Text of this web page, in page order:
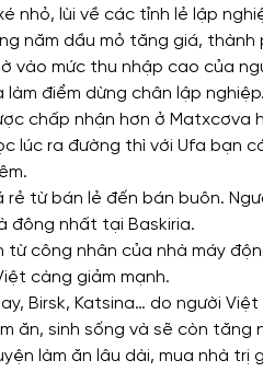
nhỏ, lùi về các tỉnh lẻ lập
năm dầu mỏ tăng giá, thành
vào mức thu nhập cao của
điểm dừng chân lập nghiệp.
chấp nhận hơn ở Matxcơva
lúc ra đường thì với Ufa bạn
từ bán lẻ đến bán buôn.
đông nhất tại Baskiria.
công nhân của nhà máy
càng giảm mạnh.
Birsk, Katsina… do người
ăn, sinh sống và sẽ còn tăng
làm ăn lâu dài, mua nhà trị